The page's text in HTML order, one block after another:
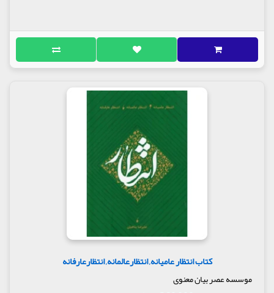
کتاب انتظار عامیانه, انتظارعالمانه, انتظارعارفانه
موسسه عصر بیان معنوی